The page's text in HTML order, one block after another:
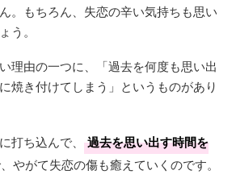
。もちろん、失恋の辛い気持ちも思い
う。
理由の一つに、「過去を何度も思い出
焼き付けてしまう」というものがあり
打ち込んで、
過去を思い出す時間を
やがて失恋の傷も癒えていくのです。